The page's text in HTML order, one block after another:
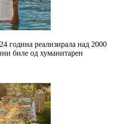
година реализирала над 2000
биле од хуманитарен